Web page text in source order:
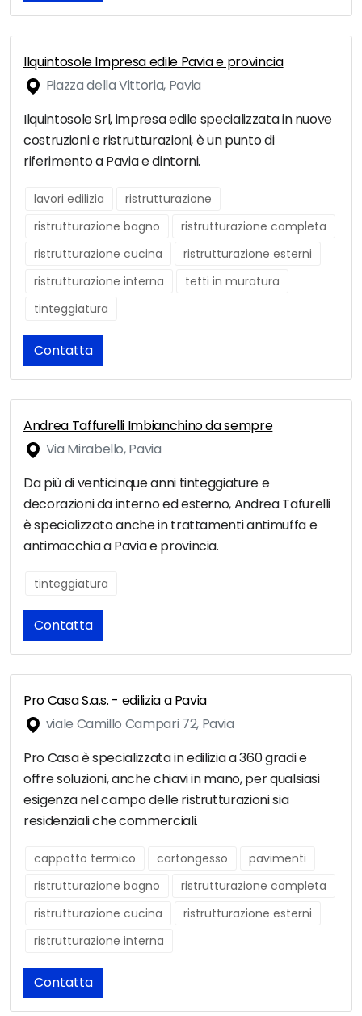
Ilquintosole Impresa edile Pavia e provincia
Piazza della Vittoria, Pavia
Ilquintosole Srl, impresa edile specializzata in nuove
costruzioni e ristrutturazioni, è un punto di
riferimento a Pavia e dintorni.
lavori edilizia
ristrutturazione
ristrutturazione bagno
ristrutturazione completa
ristrutturazione cucina
ristrutturazione esterni
ristrutturazione interna
tetti in muratura
tinteggiatura
Contatta
Andrea Taffurelli Imbianchino da sempre
Via Mirabello, Pavia
Da più di venticinque anni tinteggiature e
decorazioni da interno ed esterno, Andrea Tafurelli
è specializzato anche in trattamenti antimuffa e
antimacchia a Pavia e provincia.
tinteggiatura
Contatta
Pro Casa S.a.s. - edilizia a Pavia
viale Camillo Campari 72, Pavia
Pro Casa è specializzata in edilizia a 360 gradi e
offre soluzioni, anche chiavi in mano, per qualsiasi
esigenza nel campo delle ristrutturazioni sia
residenziali che commerciali.
cappotto termico cartongesso
pavimenti
ristrutturazione bagno
ristrutturazione completa
ristrutturazione cucina
ristrutturazione esterni
ristrutturazione interna
Contatta